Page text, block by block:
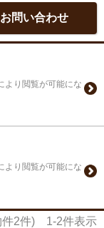
お問い合わせ
より閲覧が可能にな
より閲覧が可能にな
件2件) 1-2件表示